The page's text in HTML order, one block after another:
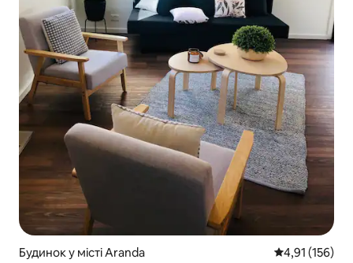
Будинок у місті Aranda Середня
4,91 (156)